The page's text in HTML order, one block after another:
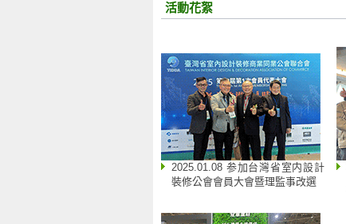
活動花絮
2025.01.08 参加台灣省室内設計
裝修公會會員大會暨理監事改選